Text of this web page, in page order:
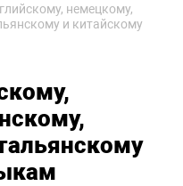
немецкому,
и китайскому